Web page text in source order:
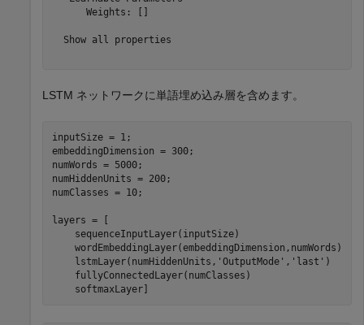
      Weights: []
  Show all properties
LSTM ネットワークに単語埋め込み層を含めます。
inputSize = 1;
embeddingDimension = 300;
numWords = 5000;
numHiddenUnits = 200;
numClasses = 10;
layers = [
    sequenceInputLayer(inputSize)
    wordEmbeddingLayer(embeddingDimension,numWords)
    lstmLayer(numHiddenUnits,
'OutputMode' , 'last' )
    fullyConnectedLayer(numClasses)
    softmaxLayer]